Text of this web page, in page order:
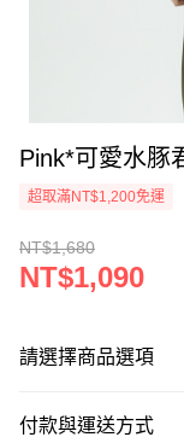
Pink*可愛水豚
超取滿NT$1,200免運
NT$1,680
NT$1,090
請選擇商品選項
付款與運送方式